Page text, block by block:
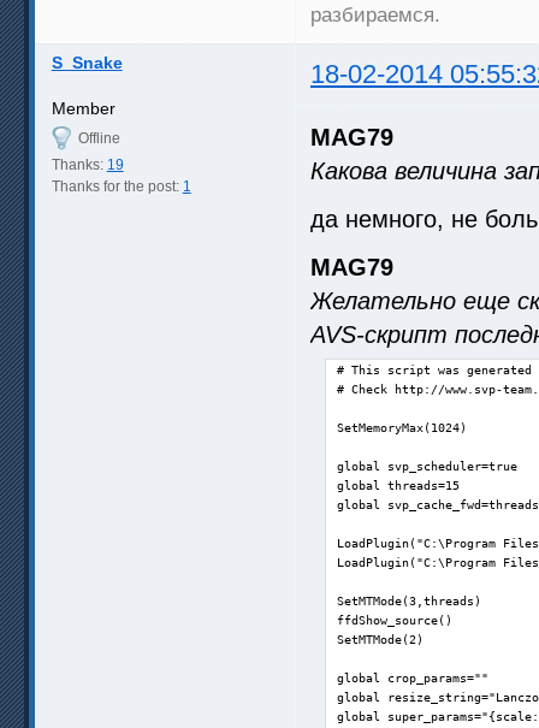
разбираемся.
S_Snake 18-02-2014
Member
Offline
Thanks: 19
Thanks for the post: 1
MAG79
Какова величина
да немного, не
MAG79
Желательно еще
AVS-скрипт
# This script was generated
# Check http://www.svp-
SetMemoryMax(1024)
global svp_scheduler=true
global threads=15
global
LoadPlugin("C:\Program
LoadPlugin("C:\Program
SetMTMode(3,threads)
ffdShow_source()
SetMTMode(2)
global crop_params=""
global
global